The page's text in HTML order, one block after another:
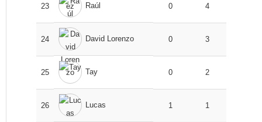
23 Raúl 0 4
24 David Lorenzo 0 3
25 Tay 0 2
26 Lucas 1 1